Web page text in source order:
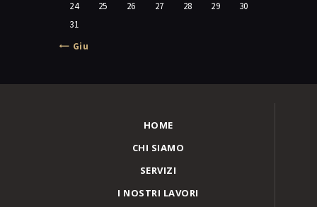
24
25 26 27 28 29
30
31
« Giu
HOME
CHI SIAMO
SERVIZI
I NOSTRI LAVORI